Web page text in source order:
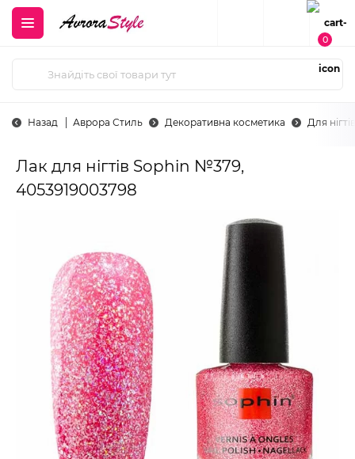
0
Назад Аврора Стиль Декоративна косметика Для нігтів
Лак для нігтів Sophin №379,
4053919003798